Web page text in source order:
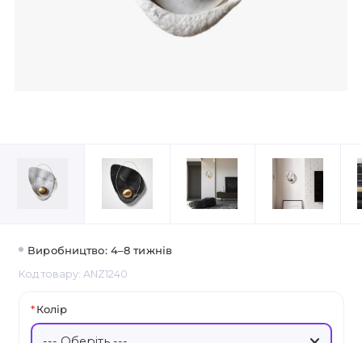
Виробництво: 4–8 тижнів
Код товару: ANZ1240
Колір